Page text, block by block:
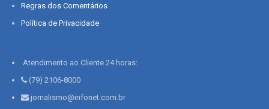
Regras dos Comentários
Política de Privacidade
Atendimento ao Cliente 24 horas:
(79) 2106-8000
jornalismo@infonet.com.br